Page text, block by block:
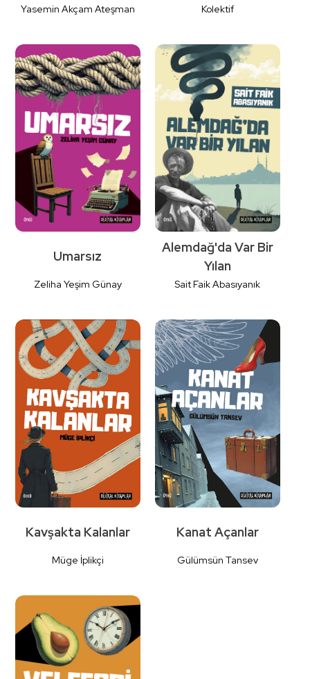
Detaylı
İncele
Yasemin Akçam Ateşman
Detaylı
İncele
Kolektif
Detaylı
İncele
Umarsız
Zeliha Yeşim Günay
Detaylı
İncele
Alemdağ'da Var Bir
Yılan
Sait Faik Abasıyanık
Detaylı
Kavşakta Kalanlar
Müge İplikçi
Kanat Açanlar
Gülümsün Tansev